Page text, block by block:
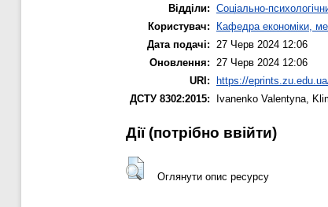
Відділи: Соціально-
Користувач:
Кафедра економіки,
Дата подачі: 27 Черв 2024 12:06
Оновлення: 27 Черв 2024 12:06
URI:
https://
ДСТУ 8302:2015:
Ivanenko Valentyna,
Дії ​​(потрібно ввійти)
Оглянути опис ресурсу